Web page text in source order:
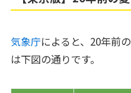
気象庁によると、20年前
は下図の通りです。